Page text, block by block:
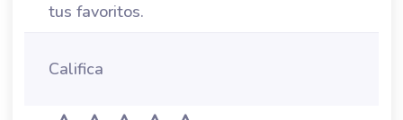
tus favoritos.
Califica